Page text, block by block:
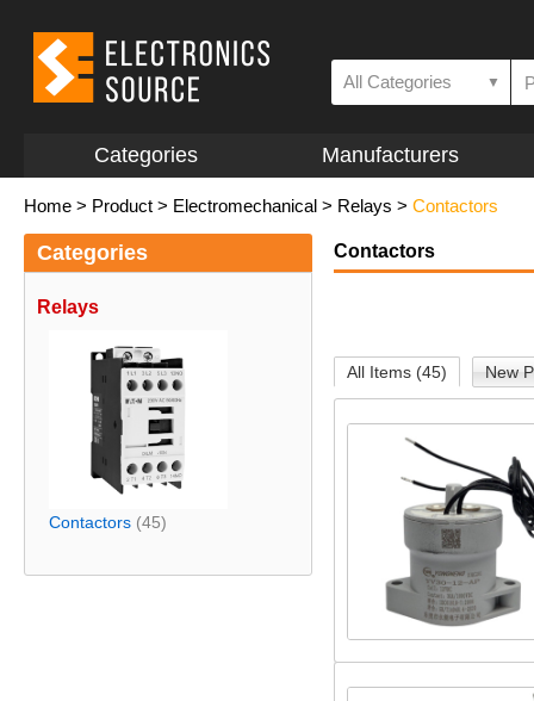
All Categories ▼
Categories Manufacturers
Home > Product > Electromechanical > Relays > Contactors
Categories
Relays
Contactors (45)
Contactors
All Items (45) New